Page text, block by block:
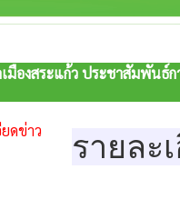
มืองสระแก้ว ประชาสัมพันธ์
ดข่าว รายละ